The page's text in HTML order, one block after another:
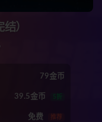
）
79金币
39.5金币 5折
免费 推荐